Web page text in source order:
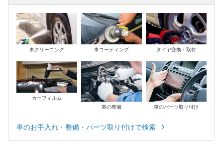
車クリーニング 車コーティング タイヤ交換・取付
カーフィルム
車の整備
車のパーツ取り付け
車のお手入れ・整備・パーツ取り付けで検索